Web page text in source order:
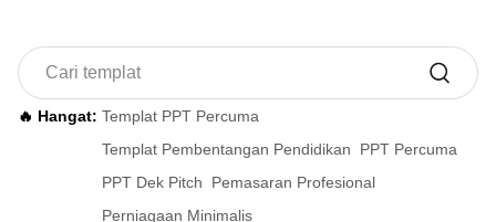
🔥 Hangat: Templat PPT Percuma
Templat Pembentangan Pendidikan
PPT Percuma
PPT Dek Pitch
Pemasaran Profesional
Perniagaan Minimalis